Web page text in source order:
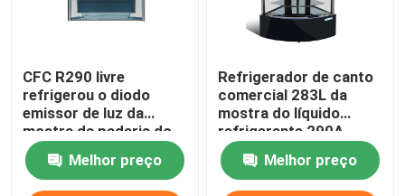
CFC R290 livre
refrigerou o diodo
emissor de luz da
mostra da padaria do
exemplo do
supermercado fino
para dentro
Melhor preço
Refrigerador de canto
comercial 283L da
mostra do líquido
refrigerante 290A
Melhor preço